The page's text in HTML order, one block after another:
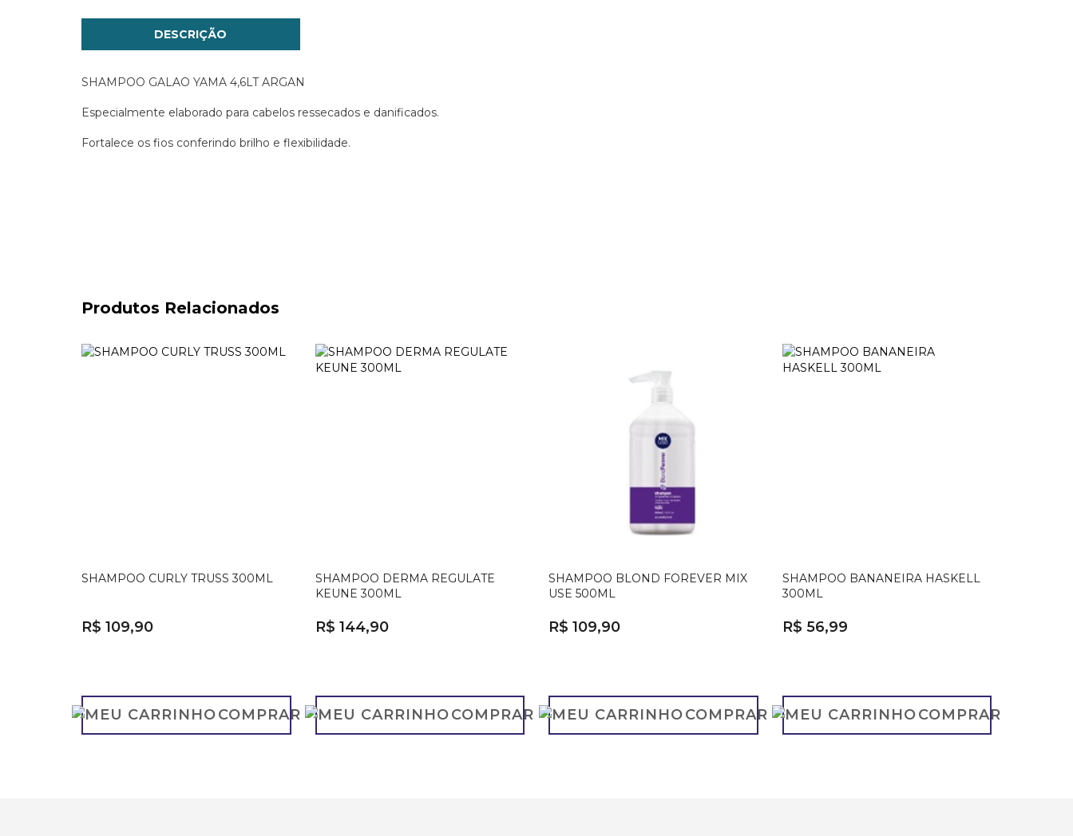
DESCRIÇÃO
SHAMPOO GALAO YAMA 4,6LT ARGAN
Especialmente elaborado para cabelos ressecados e danificados.
Fortalece os fios conferindo brilho e flexibilidade.
Produtos Relacionados
SHAMPOO CURLY TRUSS 300ML
R$ 109,90
COMPRAR
SHAMPOO DERMA REGULATE
KEUNE 300ML
R$ 144,90
COMPRAR
SHAMPOO BLOND FOREVER MIX
USE 500ML
R$ 109,90
COMPRAR
SHAMPOO BANANEIRA HASKELL
300ML
R$ 56,99
COMPRAR